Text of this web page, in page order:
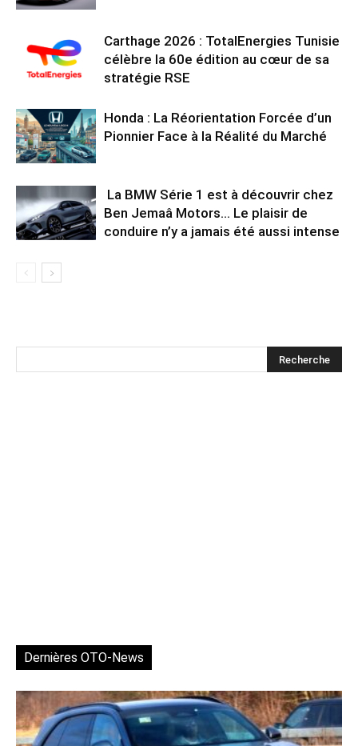
Carthage 2026 : TotalEnergies Tunisie
célèbre la 60e édition au cœur de sa
stratégie RSE
Honda : La Réorientation Forcée d’un
Pionnier Face à la Réalité du Marché
La BMW Série 1 est à découvrir chez
Ben Jemaâ Motors… Le plaisir de
conduire n’y a jamais été aussi intense
Dernières OTO-News